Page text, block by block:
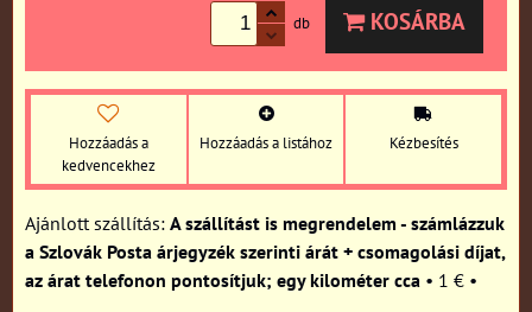
db KOSÁRBA
Hozzáadás a
kedvencekhez
Hozzáadás a listához Kézbesítés
A szállítást is megrendelem - számlázzuk
a Szlovák Posta árjegyzék szerinti árát + csomagolási díjat,
az árat telefonon pontosítjuk; egy kilométer cca • 1 € •